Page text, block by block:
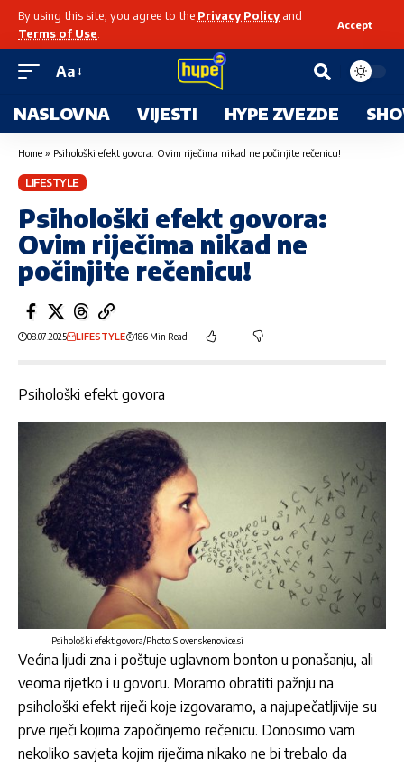
By using this site, you agree to the Privacy Policyand
Terms of Use
Accept
Aa
NASLOVNA VIJESTI HYPE ZVEZDE
Home » Psihološki efekt govora: Ovim riječima nikad ne počinjite rečenicu!
LIFESTYLE
Psihološki efekt govora:
Ovim riječima nikad ne
počinjite rečenicu!
08.07.2025 LIFESTYLE 186 Min Read
Psihološki efekt govora
Psihološki efekt govora/Photo: Slovenskenovice.si
Većina ljudi zna i poštuje uglavnom bonton u ponašanju, ali
veoma rijetko i u govoru. Moramo obratiti pažnju na
psihološki efekt riječi koje izgovaramo, a najupečatljivije su
prve riječi kojima započinjemo rečenicu. Donosimo vam
nekoliko savjeta kojim riječima nikako ne bi trebalo da